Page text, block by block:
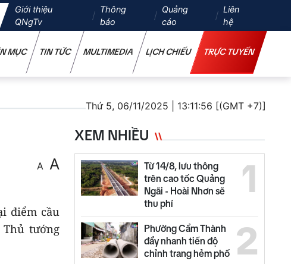
Giới thiệu
QNgTv
Thông
báo
Quảng
cáo
Liên
hệ
MỤC TIN TỨC MULTIMEDIA LỊCH CHIẾU TRỰC TUYẾN
Thứ 5, 06/11/2025 | 13:11:56 [(GMT +7)]
A A
điểm cầu
tướng
XEM NHIỀU
1
Từ 14/8, lưu thông
trên cao tốc Quảng
Ngãi - Hoài Nhơn sẽ
thu phí
2
Phường Cẩm Thành
đẩy nhanh tiến độ
chỉnh trang hẻm phố